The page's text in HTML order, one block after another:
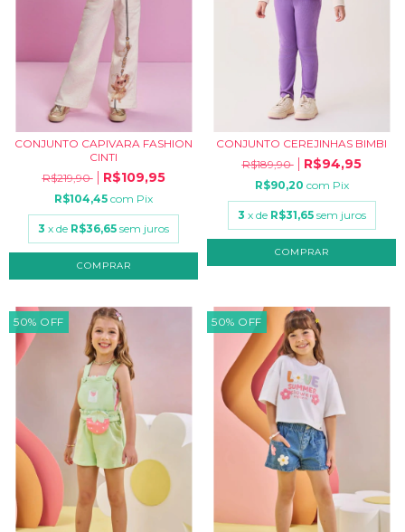
CONJUNTO CAPIVARA FASHION
CINTI
R$219,90
R$109,95
R$104,45 com Pix
3 x de R$36,65 sem juros
COMPRAR
CONJUNTO CEREJINHAS BIMBI
R$189,90
R$94,95
R$90,20 com Pix
3 x de R$31,65 sem juros
COMPRAR
50% OFF 50% OFF